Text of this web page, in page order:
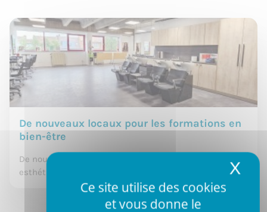
Ce site utilise des cookies
et vous donne le
X
De nouveaux locaux pour les formations en
bien-être
De nouveaux locaux pour les formations en coiffure et
esthétique.
2 JUIN 2025